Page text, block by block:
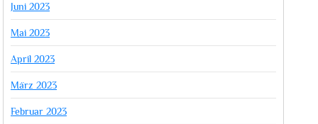
Juni 2023
Mai 2023
April 2023
März 2023
Februar 2023